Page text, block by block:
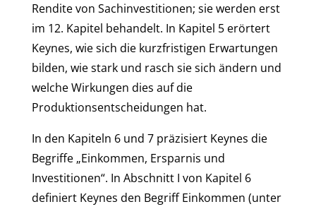
Rendite von Sachinvestitionen; sie werden erst
im 12. Kapitel behandelt. In Kapitel 5 erörtert
Keynes, wie sich die kurzfristigen Erwartungen
bilden, wie stark und rasch sie sich ändern und
welche Wirkungen dies auf die
Produktionsentscheidungen hat.
In den Kapiteln 6 und 7 präzisiert Keynes die
Begriffe „Einkommen, Ersparnis und
Investitionen“. In Abschnitt I von Kapitel 6
definiert Keynes den Begriff Einkommen (unter